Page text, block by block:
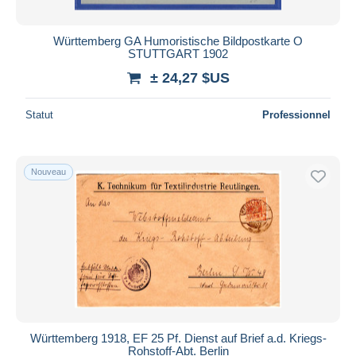
Württemberg GA Humoristische Bildpostkarte O
STUTTGART 1902
± 24,27 $US
Statut Professionnel
Nouveau
Württemberg 1918, EF 25 Pf. Dienst auf Brief a.d. Kriegs-
Rohstoff-Abt. Berlin